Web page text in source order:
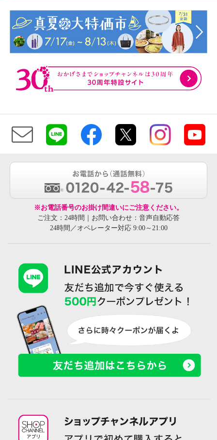
※お電話番号のお掛け間違いにご注意ください。
ご注文：24時間｜お問い合わせ：音声自動応答
24時間／オペレーター対応 9:00～21:00